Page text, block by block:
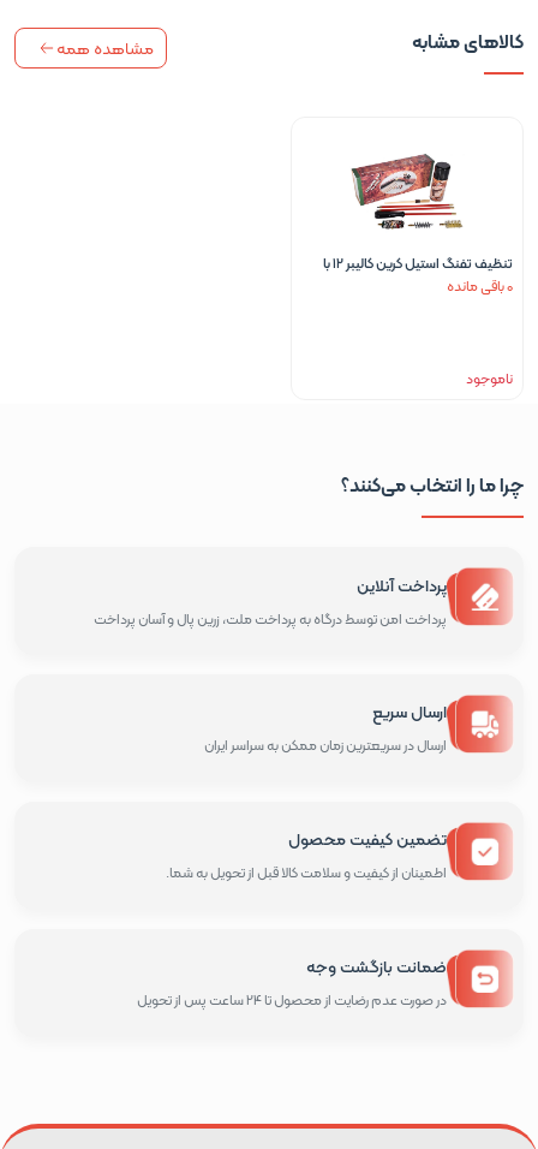
کالاهای مشابه مشاهده همه
تنظیف تفنگ استیل کرین کالیبر 12 با
روغن تفنگ
0 باقی مانده
ناموجود
چرا ما را انتخاب می‌کنند؟
پرداخت آنلاین
پرداخت امن توسط درگاه به پرداخت ملت، زرین پال و آسان پرداخت
ارسال سریع
ارسال در سریعترین زمان ممکن به سراسر ایران
تضمین کیفیت محصول
اطمینان از کیفیت و سلامت کالا قبل از تحویل به شما.
ضمانت بازگشت وجه
در صورت عدم رضایت از محصول تا 24 ساعت پس از تحویل